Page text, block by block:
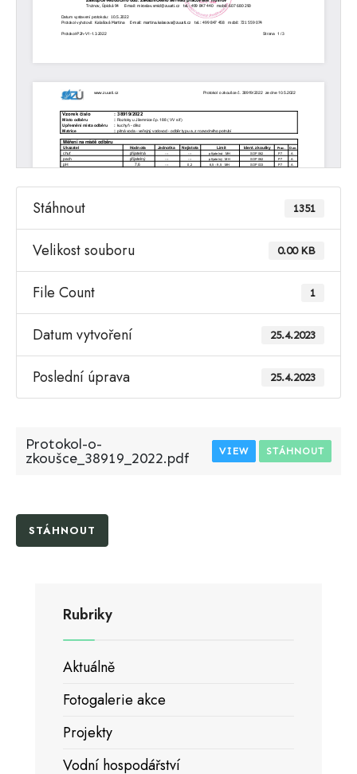
Stáhnout 1351
Velikost souboru 0.00 KB
File Count 1
Datum vytvoření 25.4.2023
Poslední úprava 25.4.2023
Protokol-o-
zkoušce_38919_2022.pdf
VIEW STÁHNOUT
STÁHNOUT
Rubriky
Aktuálně
Fotogalerie akce
Projekty
Vodní hospodářství